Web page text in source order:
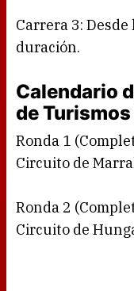
Carrera 3:
duración.
Calendario
de
Ronda 1
Circuito de
Ronda 2
Circuito de